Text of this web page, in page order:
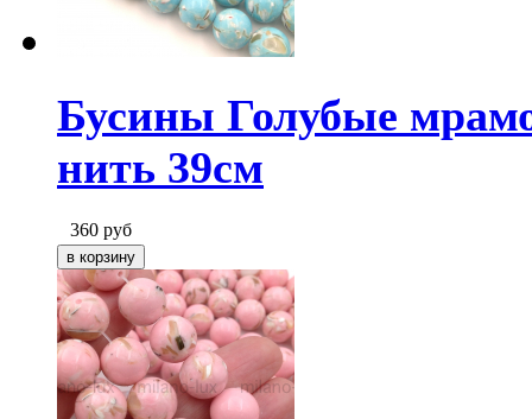
Бусины Голубые
нить 39см
360 руб